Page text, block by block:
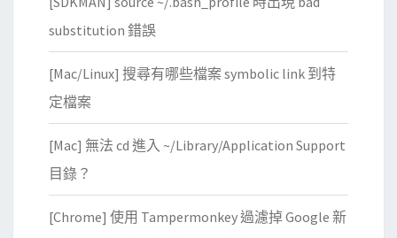
substitution 錯誤
[Mac/Linux] 搜尋有哪些檔案 symbolic link 到特
定檔案
[Mac] 無法 cd 進入 ~/Library/Application Support
目錄？
[Chrome] 使用 Tampermonkey 過濾掉 Google 新